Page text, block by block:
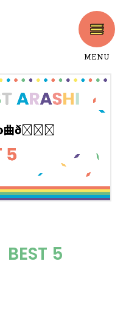
MENU
BEST 5